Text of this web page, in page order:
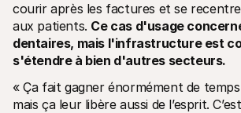
courir après les factures et se
aux patients. Ce cas d'usage
dentaires, mais l'infrastructure est
s'étendre à bien d'autres secteurs.
« Ça fait gagner énormément de
mais ça leur libère aussi de l’esprit.